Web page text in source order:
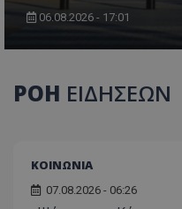
06.08.2026 - 17:01
ΡΟΗ ΕΙΔΗΣΕΩΝ
ΚΟΙΝΩΝΙΑ
07.08.2026 - 06:26